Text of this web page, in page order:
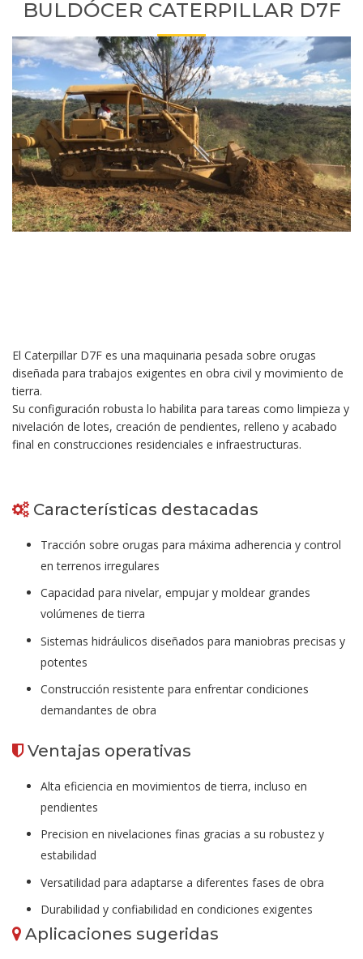
BULDÓCER CATERPILLAR D7F
El Caterpillar D7F es una maquinaria pesada sobre orugas
diseñada para trabajos exigentes en obra civil y movimiento de
tierra.
Su configuración robusta lo habilita para tareas como limpieza y
nivelación de lotes, creación de pendientes, relleno y acabado
final en construcciones residenciales e infraestructuras.
Características destacadas
Tracción sobre orugas para máxima adherencia y control
en terrenos irregulares
Capacidad para nivelar, empujar y moldear grandes
volúmenes de tierra
Sistemas hidráulicos diseñados para maniobras precisas y
potentes
Construcción resistente para enfrentar condiciones
demandantes de obra
Ventajas operativas
Alta eficiencia en movimientos de tierra, incluso en
pendientes
Precision en nivelaciones finas gracias a su robustez y
estabilidad
Versatilidad para adaptarse a diferentes fases de obra
Durabilidad y confiabilidad en condiciones exigentes
Aplicaciones sugeridas